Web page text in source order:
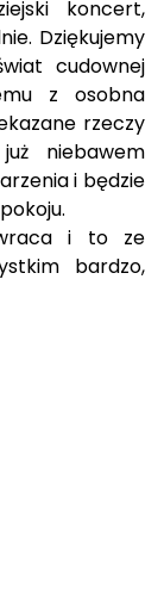
koncert,
Dziękujemy
cudownej
z osobna
rzeczy
niebawem
i będzie
i to ze
bardzo,